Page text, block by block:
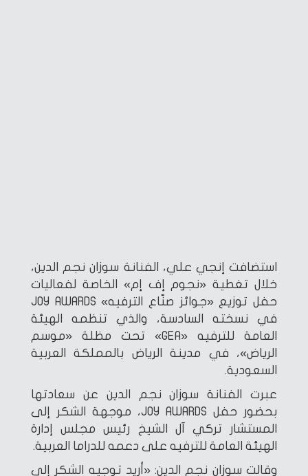
استضافت إنجي علي، الفنانة سوزان نجم الدين،
خلال تغطية «نجوم إف إم» الخاصة لفعاليات
حفل توزيع «جوائز صنّاع الترفيه» JOY AWARDS
في نسخته السادسة، والذي تنظمه الهيئة
العامة للترفيه «GEA» تحت مظلة «موسم
الرياض»، في مدينة الرياض بالمملكة العربية
السعودية.
عبرت الفنانة سوزان نجم الدين عن سعادتها
بحضور حفل JOY AWARDS، موجهة الشكر إلى
المستشار تركي آل الشيخ رئيس مجلس إدارة
الهيئة العامة للترفيه على دعمه للدراما العربية.
وقالت سوزان نجم الدين: «أريد توجيه الشكر إلى